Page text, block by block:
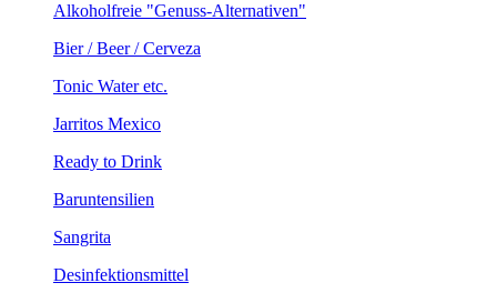
Alkoholfreie "Genuss-Alternativen"
Bier / Beer / Cerveza
Tonic Water etc.
Jarritos Mexico
Ready to Drink
Baruntensilien
Sangrita
Desinfektionsmittel